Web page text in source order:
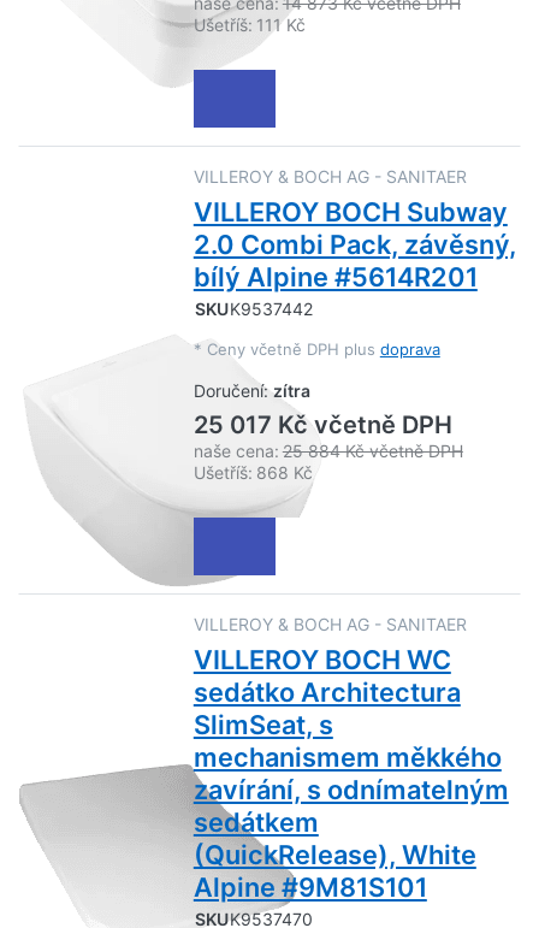
Ušetříš: 111 Kč
VILLEROY & BOCH AG - SANITAER
VILLEROY BOCH Subway
2.0 Combi Pack, závěsný,
bílý Alpine #5614R201
SKUK9537442
* Ceny včetně DPH plus doprava
Doručení: zítra
25 017 Kč včetně DPH
naše cena: 25 884 Kč včetně DPH
Ušetříš: 868 Kč
VILLEROY & BOCH AG - SANITAER
VILLEROY BOCH WC
sedátko Architectura
SlimSeat, s
mechanismem měkkého
zavírání, s odnímatelným
sedátkem
(QuickRelease), White
Alpine #9M81S101
SKUK9537470